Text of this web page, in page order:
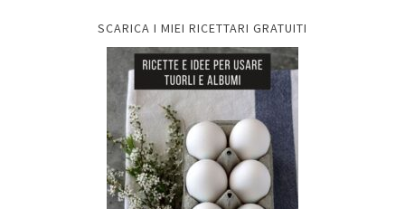
SCARICA I MIEI RICETTARI GRATUITI